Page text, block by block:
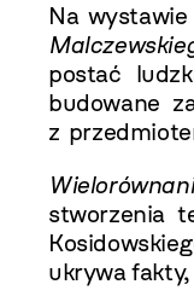
Na
postać
budowane
z
stworzenia
ukrywa